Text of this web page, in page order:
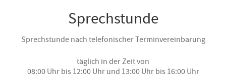
Sprechstunde
Sprechstunde nach telefonischer Terminvereinbarung
täglich in der Zeit von
08:00 Uhr bis 12:00 Uhr und 13:00 Uhr bis 16:00 Uhr